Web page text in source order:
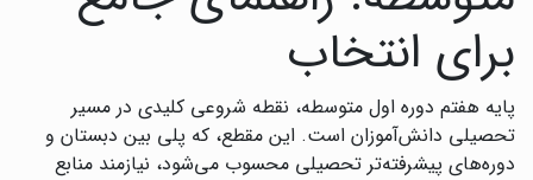
برای انتخاب
پایه هفتم دوره اول متوسطه، نقطه شروعی کلیدی در مسیر
تحصیلی دانش‌آموزان است. این مقطع، که پلی بین دبستان و
دوره‌های پیشرفته‌تر تحصیلی محسوب می‌شود، نیازمند منابع